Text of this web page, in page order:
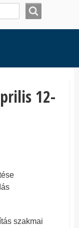
12-
szakmai